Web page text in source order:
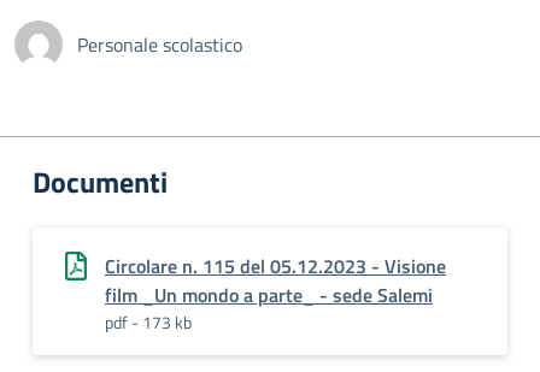
Personale scolastico
Documenti
Circolare n. 115 del 05.12.2023 - Visione
film _Un mondo a parte_ - sede Salemi
pdf - 173 kb